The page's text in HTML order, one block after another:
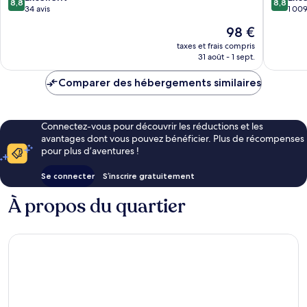
sur
8,8
34 avis
Le
nouveau
prix
de
98 €
taxes et frais compris
31 août - 1 sept.
sur
8,8
1
Comparer des hébergements similaires
Connectez-vous pour découvrir les réductions et les
avantages dont vous pouvez bénéficier. Plus de récompenses
pour plus d’aventures !
Se connecter S’inscrire gratuitement
À propos du quartier